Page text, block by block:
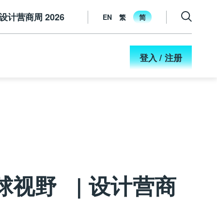
计营商周 2026 EN 繁 简
登入 / 注册
视野 | 设计营商